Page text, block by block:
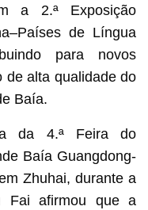
a 2.ª Exposição
de Língua
para novos
de alta qualidade do
Baía.
da 4.ª Feira do
Baía Guangdong-
Zhuhai, durante a
Fai afirmou que a